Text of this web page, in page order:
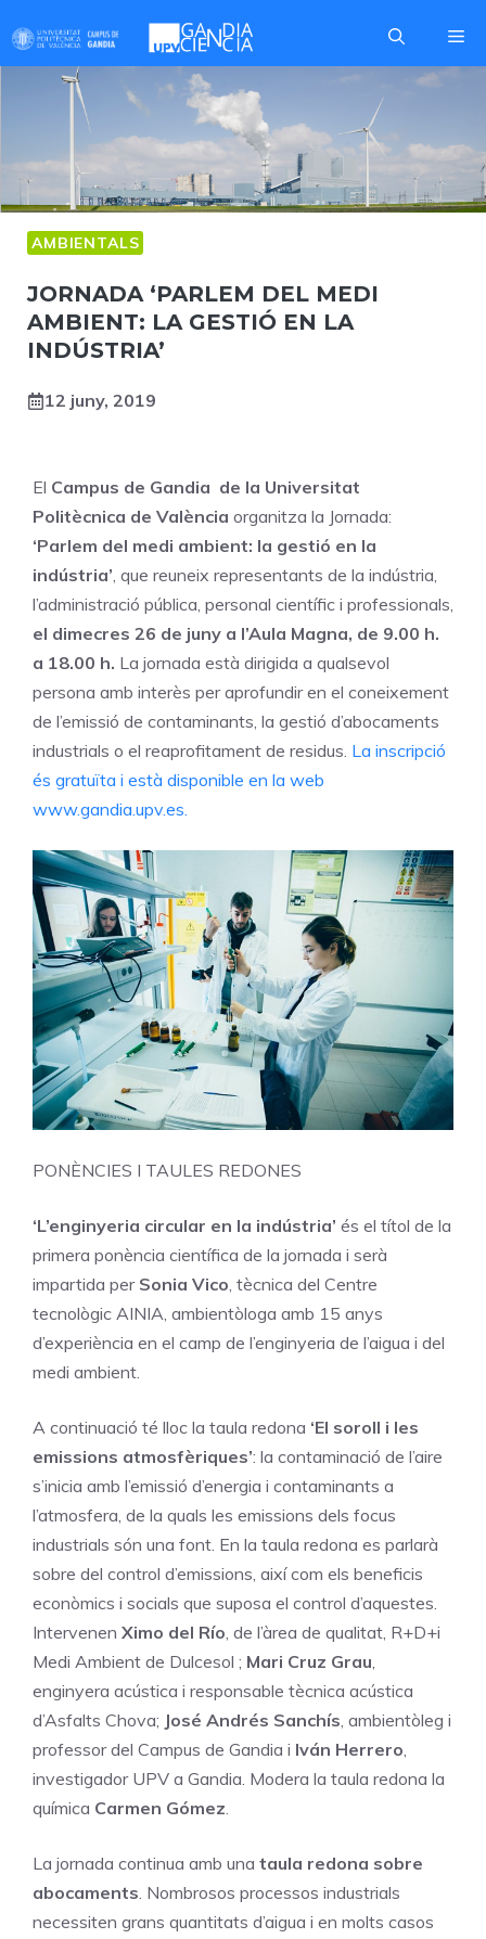
to
content
AMBIENTALS
JORNADA ‘PARLEM DEL MEDI
AMBIENT: LA GESTIÓ EN LA
INDÚSTRIA’
12 juny, 2019
El Campus de Gandia de la Universitat
Politècnica de València organitza la Jornada:
‘Parlem del medi ambient: la gestió en la
indústria’ , que reuneix representants de la indústria,
l’administració pública, personal científic i professionals,
el dimecres 26 de juny a l’Aula Magna, de 9.00 h.
a 18.00 h. La jornada està dirigida a qualsevol
persona amb interès per aprofundir en el coneixement
de l’emissió de contaminants, la gestió d’abocaments
industrials o el reaprofitament de residus. La inscripció
és gratuïta i està disponible en la web
www.gandia.upv.es.
PONÈNCIES I TAULES REDONES
‘L’enginyeria circular en la indústria’ és el títol de la
primera ponència científica de la jornada i serà
impartida per Sonia Vico, tècnica del Centre
tecnològic AINIA, ambientòloga amb 15 anys
d’experiència en el camp de l’enginyeria de l’aigua i del
medi ambient.
A continuació té lloc la taula redona ‘El soroll i les
emissions atmosfèriques’: la contaminació de l’aire
s’inicia amb l’emissió d’energia i contaminants a
l’atmosfera, de la quals les emissions dels focus
industrials són una font. En la taula redona es parlarà
sobre del control d’emissions, així com els beneficis
econòmics i socials que suposa el control d’aquestes.
Intervenen Ximo del Río, de l’àrea de qualitat, R+D+i
Medi Ambient de Dulcesol ; Mari Cruz Grau,
enginyera acústica i responsable tècnica acústica
d’Asfalts Chova; José Andrés Sanchís, ambientòleg i
professor del Campus de Gandia i Iván Herrero,
investigador UPV a Gandia. Modera la taula redona la
química Carmen Gómez.
La jornada continua amb una taula redona sobre
abocaments. Nombrosos processos industrials
necessiten grans quantitats d’aigua i en molts casos